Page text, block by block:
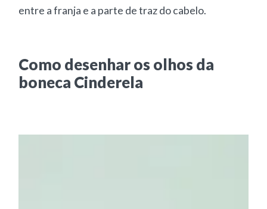
entre a franja e a parte de traz do cabelo.
Como desenhar os olhos da
boneca Cinderela